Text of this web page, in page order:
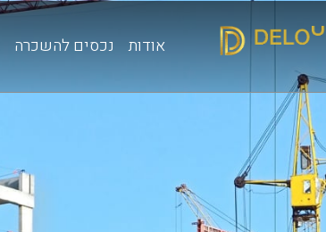
אודות נכסים להשכרה